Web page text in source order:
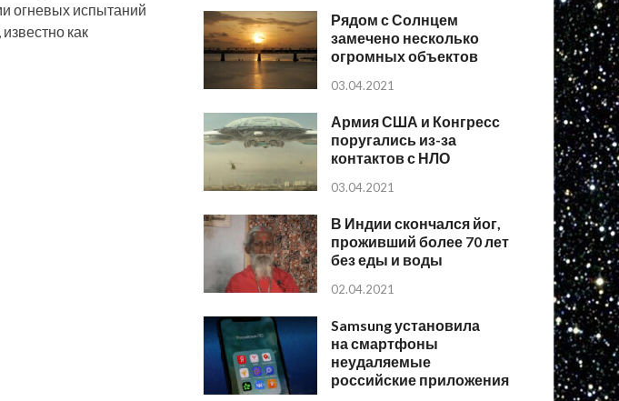
огневых испытаний
как
Рядом с Солнцем
замечено несколько
огромных объектов
03.04.2021
Армия США и Конгресс
поругались из-за
контактов с НЛО
03.04.2021
В Индии скончался йог,
проживший более 70 лет
без еды и воды
02.04.2021
Samsung установила
на смартфоны
неудаляемые
российские приложения